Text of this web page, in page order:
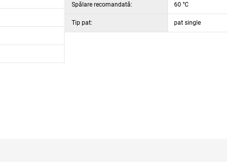
Spălare recomandată: 60 °C
Tip pat: pat single